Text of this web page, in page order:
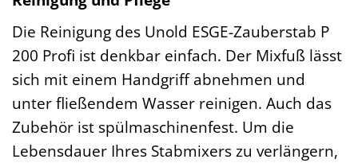
Die Reinigung des Unold ESGE-Zauberstab P
200 Profi ist denkbar einfach. Der Mixfuß lässt
sich mit einem Handgriff abnehmen und
unter fließendem Wasser reinigen. Auch das
Zubehör ist spülmaschinenfest. Um die
Lebensdauer Ihres Stabmixers zu verlängern,